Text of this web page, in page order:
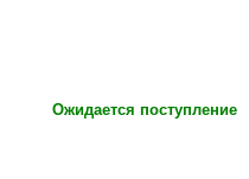
Ожидается поступление